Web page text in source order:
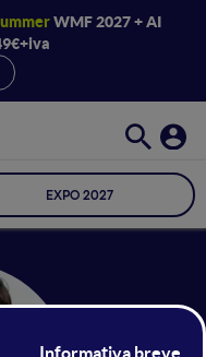
WMF 2027 + AI
EXPO 2027